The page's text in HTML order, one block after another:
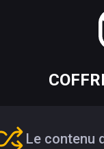
Le contenu